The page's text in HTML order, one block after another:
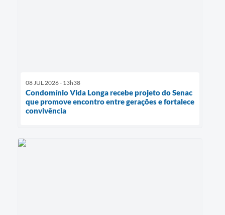
08 JUL 2026 - 13h38
Condomínio Vida Longa recebe projeto do Senac
que promove encontro entre gerações e fortalece
convivência